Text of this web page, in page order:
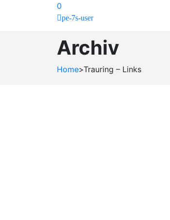
0
pe-7s-user
Archiv
Home>Trauring – Links